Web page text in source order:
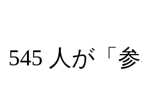
545 人が「